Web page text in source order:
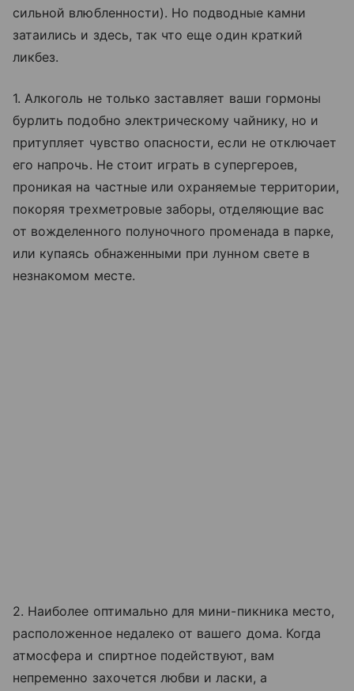
сильной влюбленности). Но подводные камни
затаились и здесь, так что еще один краткий
ликбез.
1. Алкоголь не только заставляет ваши гормоны
бурлить подобно электрическому чайнику, но и
притупляет чувство опасности, если не отключает
его напрочь. Не стоит играть в супергероев,
проникая на частные или охраняемые территории,
покоряя трехметровые заборы, отделяющие вас
от вожделенного полуночного променада в парке,
или купаясь обнаженными при лунном свете в
незнакомом месте.
2. Наиболее оптимально для мини-пикника место,
расположенное недалеко от вашего дома. Когда
атмосфера и спиртное подействуют, вам
непременно захочется любви и ласки, а